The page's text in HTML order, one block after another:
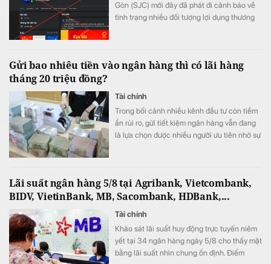
Gòn (SJC) mới đây đã phát đi cảnh báo về
tình trạng nhiều đối tượng lợi dụng thương
Gửi bao nhiêu tiền vào ngân hàng thì có lãi hàng
tháng 20 triệu đồng?
Tài chính
Trong bối cảnh nhiều kênh đầu tư còn tiềm
ẩn rủi ro, gửi tiết kiệm ngân hàng vẫn đang
là lựa chọn được nhiều người ưu tiên nhờ sự
Lãi suất ngân hàng 5/8 tại Agribank, Vietcombank,
BIDV, VietinBank, MB, Sacombank, HDBank,...
Tài chính
Khảo sát lãi suất huy động trực tuyến niêm
yết tại 34 ngân hàng ngày 5/8 cho thấy mặt
bằng lãi suất nhìn chung ổn định. Điểm